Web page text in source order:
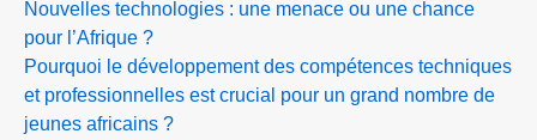
Nouvelles technologies : une menace ou une chance
pour l’Afrique ?
Pourquoi le développement des compétences techniques
et professionnelles est crucial pour un grand nombre de
jeunes africains ?